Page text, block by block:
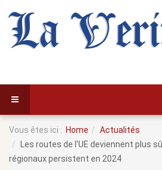
La
Vous êtes ici : Home
Actualités
Les routes de l’UE deviennent plus
régionaux persistent en 2024